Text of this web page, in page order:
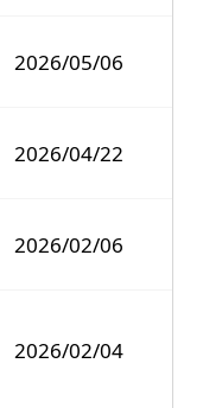
2026/05/06
2026/04/22
2026/02/06
2026/02/04